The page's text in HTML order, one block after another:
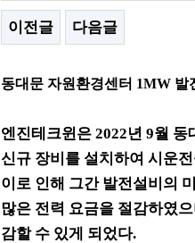
이전글 다음글
동대문 자원환경센터 1MW 발
엔진테크윈은 2022년 9월
신규 장비를 설치하여 시운
이로 인해 그간 발전설비의
많은 전력 요금을 절감하였
감할 수 있게 되었다.